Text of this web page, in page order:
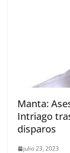
Manta:
Intriago
disparos
julio 23, 2023